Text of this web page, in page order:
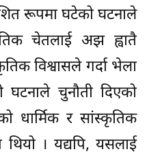
रूपमा घटेको घटनाले
चेतलाई अझ ह्वातै
विश्वासले गर्दा भेला
चुनौती दिएको
धार्मिक र सांस्कृतिक
थियो । यद्यपि, यसलाई